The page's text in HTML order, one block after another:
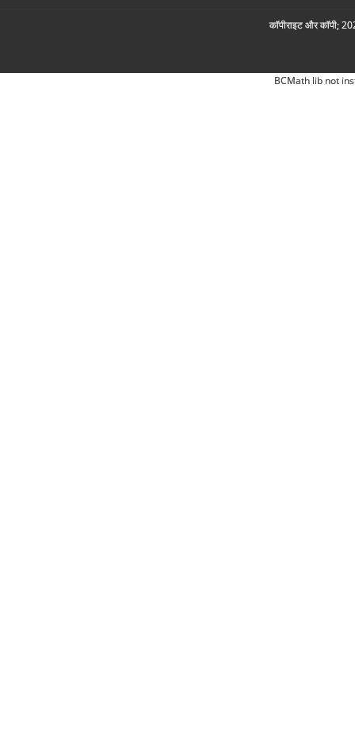
कॉपीराइट और कॉपी;
BCMath lib not